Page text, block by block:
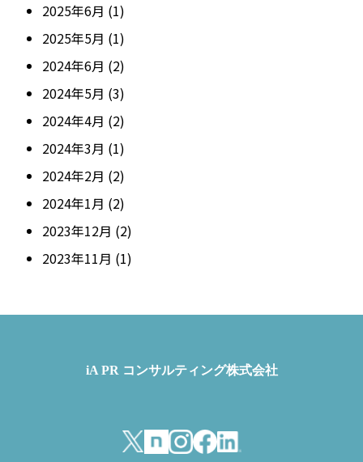
2025年6月 (1)
2025年5月 (1)
2024年6月 (2)
2024年5月 (3)
2024年4月 (2)
2024年3月 (1)
2024年2月 (2)
2024年1月 (2)
2023年12月 (2)
2023年11月 (1)
iA PR コンサルティング株式会社